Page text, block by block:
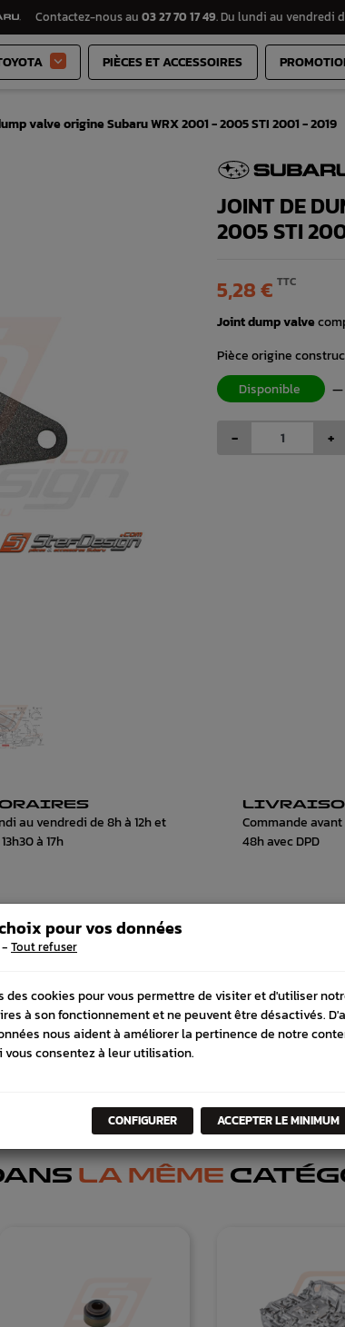
Contactez-nous au 03 27 70 17 49. Du lundi au vendredi
 PIÈCES ET ACCESSOIRES
valve origine Subaru WRX 2001 - 2005 STI 2001 - 2019
JOINT DE
2005 STI
5,28 € TTC
Joint dump valve
Pièce origine
Disponible
—
- +
au vendredi de 8h à 12h et
à 17h
Commande
48h avec DPD
SCHÉMA CONSTRUCTEUR
LA MÊME
pour vos données
- Tout refuser
des cookies pour vous permettre de visiter et d'utiliser
à son fonctionnement et ne peuvent être désactivés.
nous aident à améliorer la pertinence de notre
vous consentez à leur utilisation.
CONFIGURER ACCEPTER LE MINIMUM